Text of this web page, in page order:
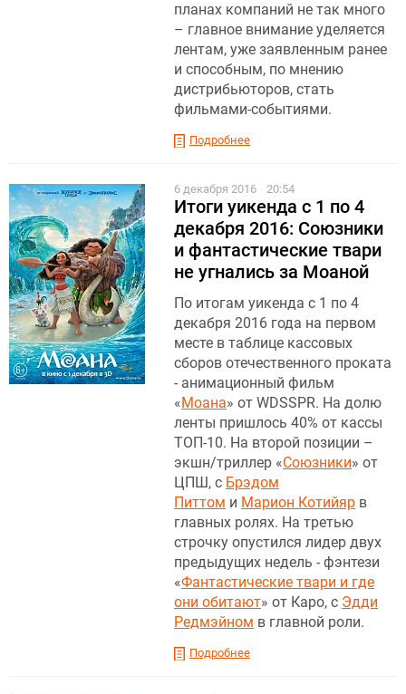
планах компаний не так много
– главное внимание уделяется
лентам, уже заявленным ранее
и способным, по мнению
дистрибьюторов, стать
фильмами-событиями.
Подробнее
6 декабря 2016 20:54
Итоги уикенда с 1 по 4
декабря 2016: Союзники
и фантастические твари
не угнались за Моаной
По итогам уикенда с 1 по 4
декабря 2016 года на первом
месте в таблице кассовых
сборов отечественного проката
- анимационный фильм
«Моана» от WDSSPR. На долю
ленты пришлось 40% от кассы
ТОП-10. На второй позиции –
экшн/триллер «Союзники» от
ЦПШ, с Брэдом
Питтом и Марион Котийяр в
главных ролях. На третью
строчку опустился лидер двух
предыдущих недель - фэнтези
«Фантастические твари и где
они обитают» от Каро, с Эдди
Редмэйном в главной роли.
Подробнее